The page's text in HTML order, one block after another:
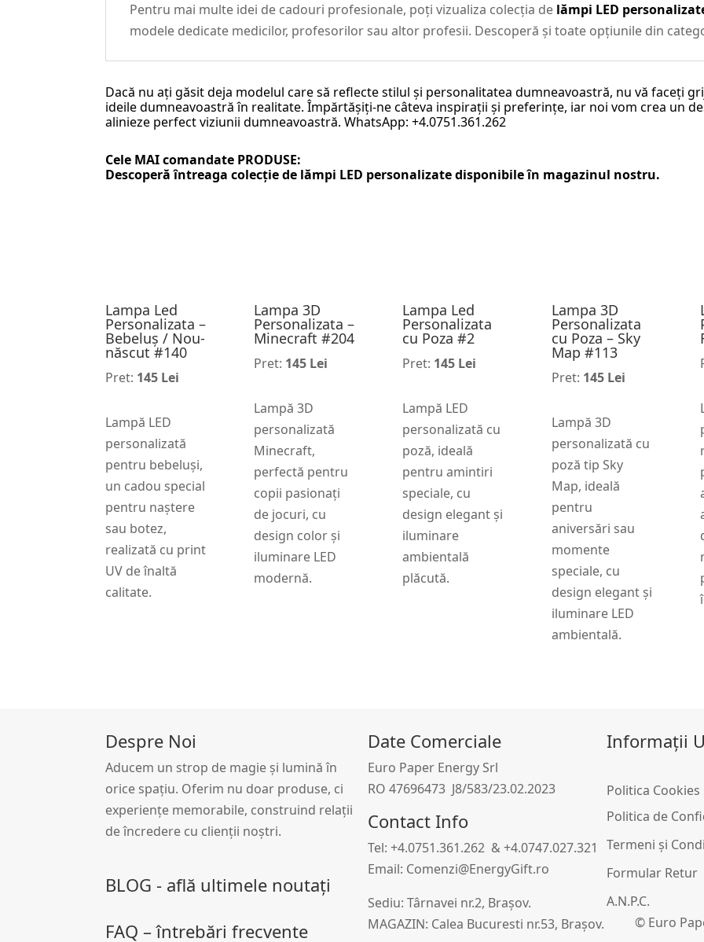
Pentru mai multe idei de cadouri profesionale, poți vizualiza colecția de lămpi LED
modele dedicate medicilor, profesorilor sau altor profesii. Descoperă și toate opțiunile din
Dacă nu ați găsit deja modelul care să reflecte stilul și personalitatea dumneavoastră, nu vă faceți
ideile dumneavoastră în realitate. Împărtășiți-ne câteva inspirații și preferințe, iar noi vom crea un
alinieze perfect viziunii dumneavoastră. WhatsApp: +4.0751.361.262
Cele MAI comandate PRODUSE:
Descoperă întreaga colecție de lămpi LED personalizatedisponibile în magazinul nostru.
Lampa Led
Personalizata –
Bebeluș / Nou-
născut #140
Pret: 145 Lei
Lampă LED
personalizată
pentru bebeluși,
un cadou special
pentru naștere
sau botez,
realizată cu print
UV de înaltă
calitate.
Lampa 3D
Personalizata –
Minecraft #204
Pret: 145 Lei
Lampă 3D
personalizată
Minecraft,
perfectă pentru
copii pasionați
de jocuri, cu
design color și
iluminare LED
modernă.
Lampa Led
Personalizata
cu Poza #2
Pret: 145 Lei
Lampă LED
personalizată cu
poză, ideală
pentru amintiri
speciale, cu
design elegant și
iluminare
ambientală
plăcută.
Lampa 3D
Personalizata
cu Poza – Sky
Map #113
Pret: 145 Lei
Lampă 3D
personalizată cu
poză tip Sky
Map, ideală
pentru
aniversări sau
momente
speciale, cu
design elegant și
iluminare LED
ambientală.
Despre Noi
Aducem un strop de magie și lumină în
orice spațiu. Oferim nu doar produse, ci
experiențe memorabile, construind relații
de încredere cu clienții noștri.
BLOG - află ultimele noutați
FAQ – întrebări frecvente
Date Comerciale
Euro Paper Energy Srl
RO 47696473 J8/583/23.02.2023
Contact Info
Tel: +4.0751.361.262 & +4.0747.027.321
Email: Comenzi@EnergyGift.ro
Sediu: Târnavei nr.2, Brașov.
MAGAZIN: Calea Bucuresti nr.53, Brașov.
Informații
Politica Cookies
Politica de
Termeni și
Formular Retur
A.N.P.C.
© Euro